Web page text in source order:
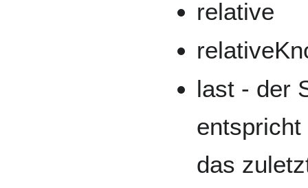
relative
last - der
das